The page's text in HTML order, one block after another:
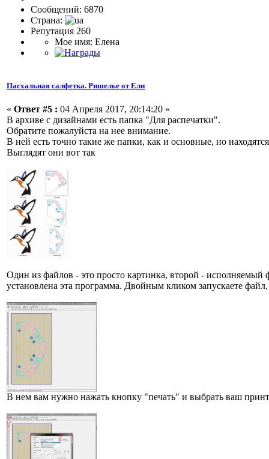
Сообщений: 6870
Страна:
Репутация 260
Мое имя: Елена
Пасхальная салфетка. Ришелье от Ели
« Ответ #5 : 04 Апреля 2017, 20:14:20 »
В архиве с дизайнами есть папка "Для распечатки".
Обратите пожалуйста на нее внимание.
В ней есть точно такие же папки, как и основные, но
Выглядят они вот так
Один из файлов - это просто картинка, второй - исполняемый
установлена эта программа. Двойным кликом запускаете файл,
В нем вам нужно нажать кнопку "печать" и выбрать ваш